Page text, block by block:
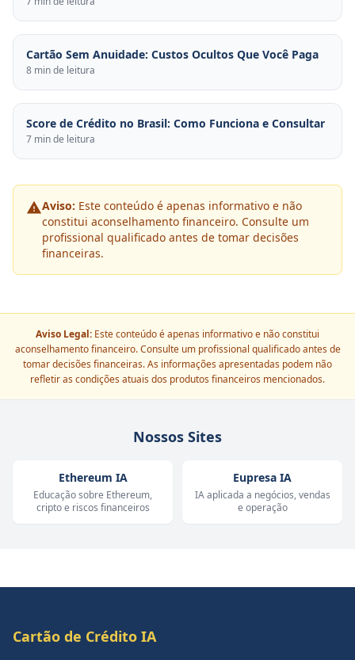
Cartão Sem Anuidade: Custos Ocultos Que Você Paga
8 min de leitura
Score de Crédito no Brasil: Como Funciona e Consultar
7 min de leitura
Aviso: Este conteúdo é apenas informativo e não
constitui aconselhamento financeiro. Consulte um
profissional qualificado antes de tomar decisões
financeiras.
Aviso Legal: Este conteúdo é apenas informativo e não constitui
aconselhamento financeiro. Consulte um profissional qualificado antes de
tomar decisões financeiras. As informações apresentadas podem não
refletir as condições atuais dos produtos financeiros mencionados.
Nossos Sites
Ethereum IA
Educação sobre Ethereum,
cripto e riscos financeiros
Eupresa IA
IA aplicada a negócios, vendas
e operação
Cartão de Crédito IA